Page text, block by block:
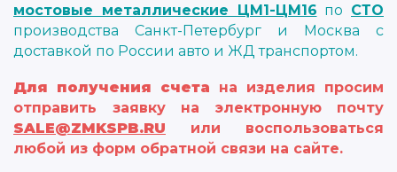
мостовые металлические ЦМ1-ЦМ16 по СТО
производства Санкт-Петербург и Москва с
доставкой по России авто и ЖД транспортом.
Для получения счета на изделия просим
отправить заявку на электронную почту
SALE@ZMKSPB.RU или воспользоваться
любой из форм обратной связи на сайте.